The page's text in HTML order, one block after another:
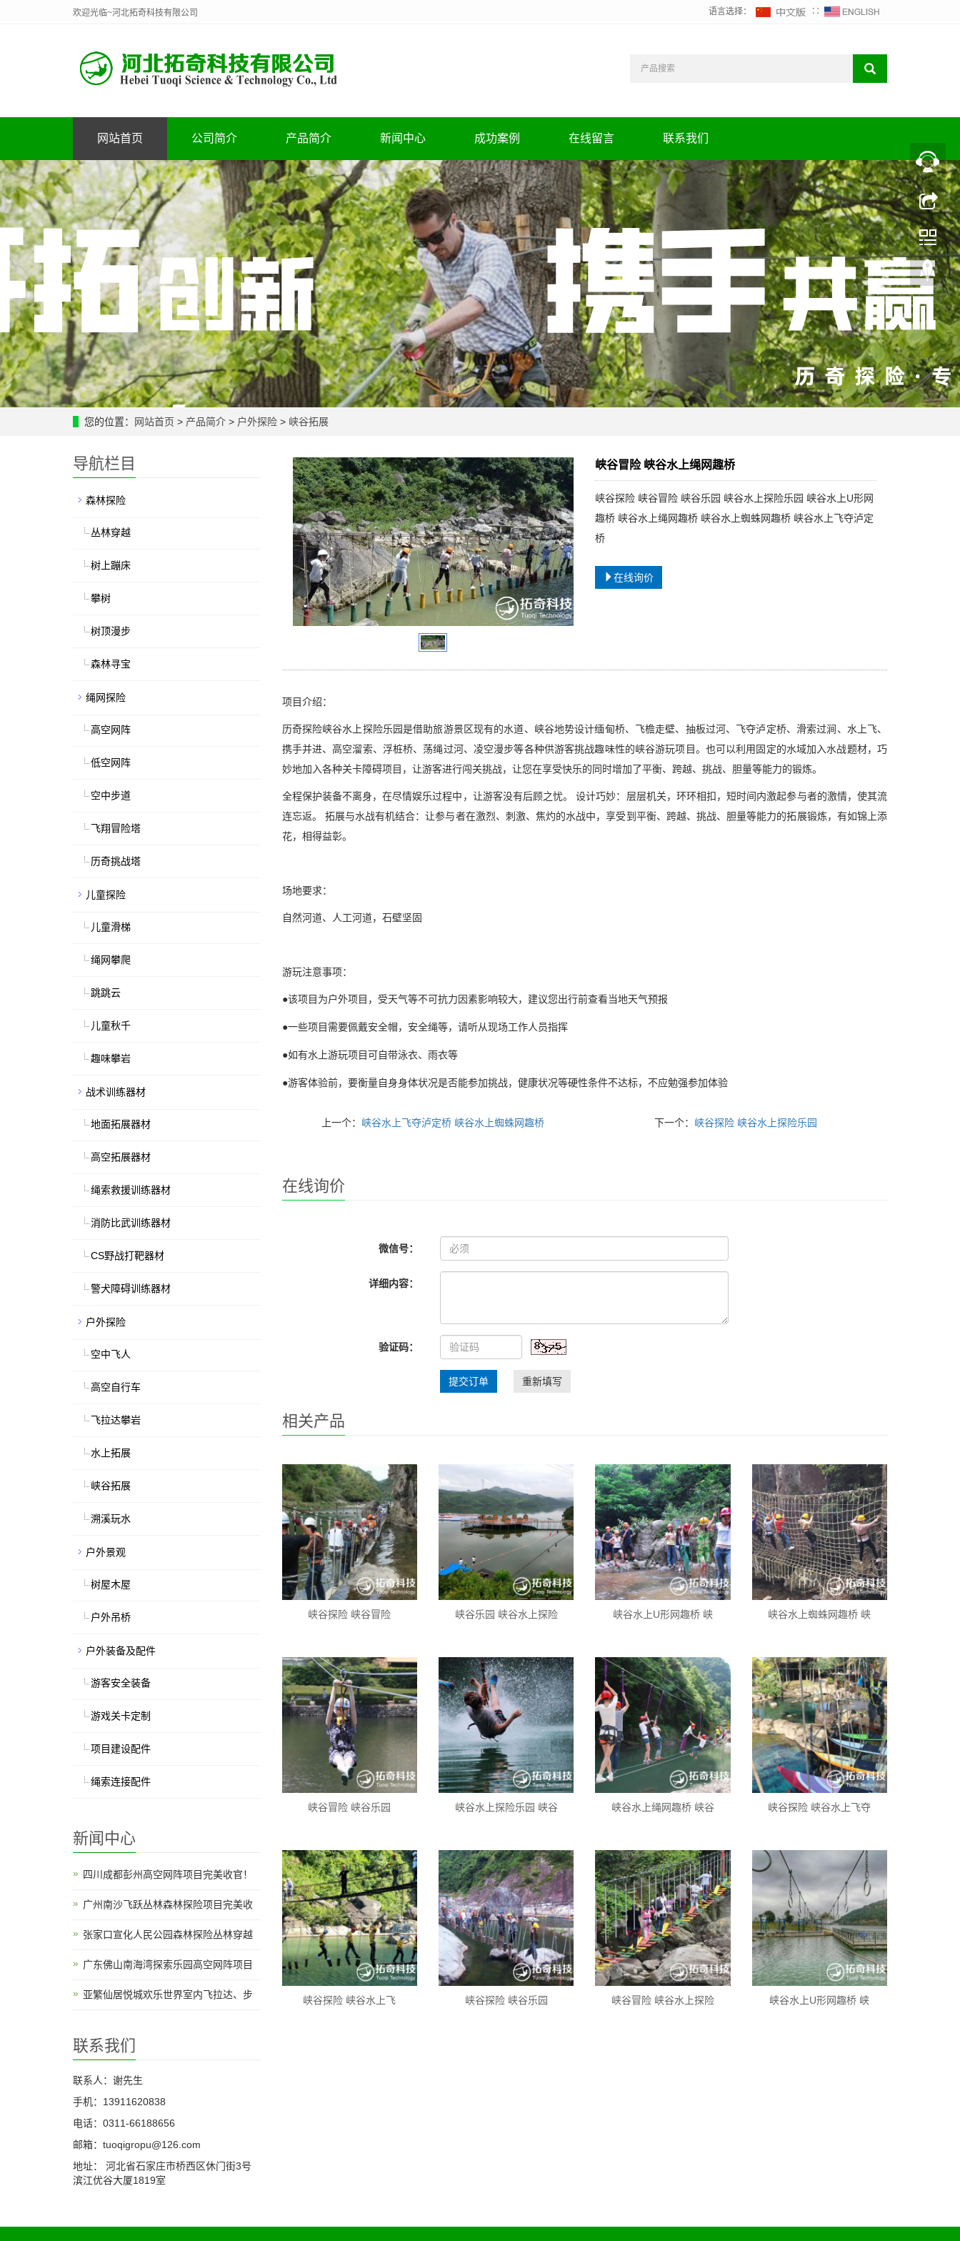
欢迎光临~河北拓奇科技有限公司 语言选择： ∷
网站首页 公司简介 产品简介 新闻中心 成功案例 在线留言 联系我们
您的位置： 网站首页 > 产品简介 > 户外探险 > 峡谷拓展
峡谷冒险 峡谷水上绳网趣桥
峡谷探险 峡谷冒险 峡谷乐园 峡谷水上探险乐园 峡谷水上U形网
趣桥 峡谷水上绳网趣桥 峡谷水上蜘蛛网趣桥 峡谷水上飞夺泸定
桥
在线询价
项目介绍：
历奇探险峡谷水上探险乐园是借助旅游景区现有的水道、峡谷地势设计缅甸桥、飞檐走壁、抽板过河、飞夺泸定桥、滑索过涧、水上飞、
携手并进、高空溜索、浮桩桥、荡绳过河、凌空漫步等各种供游客挑战趣味性的峡谷游玩项目。也可以利用固定的水域加入水战题材，巧
妙地加入各种关卡障碍项目，让游客进行闯关挑战，让您在享受快乐的同时增加了平衡、跨越、挑战、胆量等能力的锻炼。
全程保护装备不离身，在尽情娱乐过程中，让游客没有后顾之忧。 设计巧妙：层层机关，环环相扣，短时间内激起参与者的激情，使其流
连忘返。 拓展与水战有机结合：让参与者在激烈、刺激、焦灼的水战中，享受到平衡、跨越、挑战、胆量等能力的拓展锻炼，有如锦上添
花，相得益彰。
场地要求：
自然河道、人工河道，石壁坚固
游玩注意事项：
●该项目为户外项目，受天气等不可抗力因素影响较大，建议您出行前查看当地天气预报
●一些项目需要佩戴安全帽，安全绳等，请听从现场工作人员指挥
●如有水上游玩项目可自带泳衣、雨衣等
●游客体验前，要衡量自身身体状况是否能参加挑战，健康状况等硬性条件不达标，不应勉强参加体验
上一个： 峡谷水上飞夺泸定桥 峡谷水上蜘蛛网趣桥 下一个： 峡谷探险 峡谷水上探险乐园
在线询价
微信号：
详细内容：
验证码：
提交订单 重新填写
相关产品
峡谷探险 峡谷冒险 峡谷乐园 峡谷水上探险 峡谷水上U形网趣桥 峡 峡谷水上蜘蛛网趣桥 峡
峡谷冒险 峡谷乐园 峡谷水上探险乐园 峡谷 峡谷水上绳网趣桥 峡谷 峡谷探险 峡谷水上飞夺
峡谷探险 峡谷水上飞 峡谷探险 峡谷乐园 峡谷冒险 峡谷水上探险 峡谷水上U形网趣桥 峡
导航栏目
森林探险
丛林穿越
树上蹦床
攀树
树顶漫步
森林寻宝
绳网探险
高空网阵
低空网阵
空中步道
飞翔冒险塔
历奇挑战塔
儿童探险
儿童滑梯
绳网攀爬
跳跳云
儿童秋千
趣味攀岩
战术训练器材
地面拓展器材
高空拓展器材
绳索救援训练器材
消防比武训练器材
CS野战打靶器材
警犬障碍训练器材
户外探险
空中飞人
高空自行车
飞拉达攀岩
水上拓展
峡谷拓展
溯溪玩水
户外景观
树屋木屋
户外吊桥
户外装备及配件
游客安全装备
游戏关卡定制
项目建设配件
绳索连接配件
新闻中心
四川成都彭州高空网阵项目完美收官！
广州南沙飞跃丛林森林探险项目完美收
张家口宣化人民公园森林探险丛林穿越
广东佛山南海湾探索乐园高空网阵项目
亚繁仙居悦城欢乐世界室内飞拉达、步
联系我们
联系人：谢先生
手机：13911620838
电话：0311-66188656
邮箱：tuoqigropu@126.com
地址： 河北省石家庄市桥西区休门街3号
滨江优谷大厦1819室